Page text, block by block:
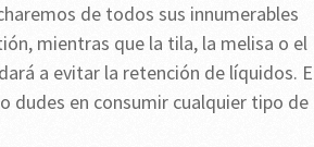
de todos sus innumerables
mientras que la tila, la melisa o el
a evitar la retención de líquidos.
dudes en consumir cualquier tipo de